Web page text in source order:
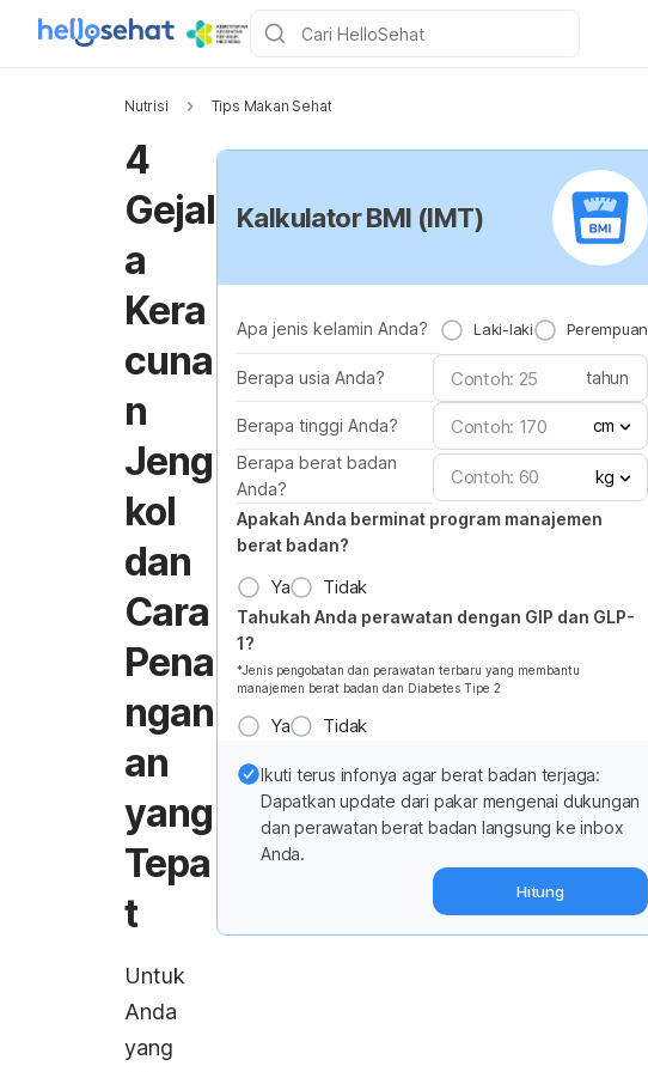
Nutrisi Tips Makan Sehat
4
Gejal
a
Kera
cuna
n
Jeng
kol
dan
Cara
Pena
ngan
an
yang
Tepa
t
Untuk
Anda
yang
Kalkulator BMI (IMT)
Apa jenis kelamin Anda? Laki-laki Perempuan
Berapa usia Anda? tahun
Berapa tinggi Anda?
cm
Berapa berat badan
Anda?
kg
Apakah Anda berminat program manajemen
berat badan?
Ya Tidak
Tahukah Anda perawatan dengan GIP dan GLP-
1?
*Jenis pengobatan dan perawatan terbaru yang membantu
manajemen berat badan dan Diabetes Tipe 2
Ya Tidak
Ikuti terus infonya agar berat badan terjaga:
Dapatkan update dari pakar mengenai dukungan
dan perawatan berat badan langsung ke inbox
Anda.
Hitung